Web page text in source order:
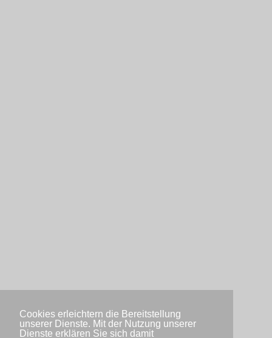
Cookies erleichtern die Bereitstellung
unserer Dienste. Mit der Nutzung unserer
Dienste erklären Sie sich damit